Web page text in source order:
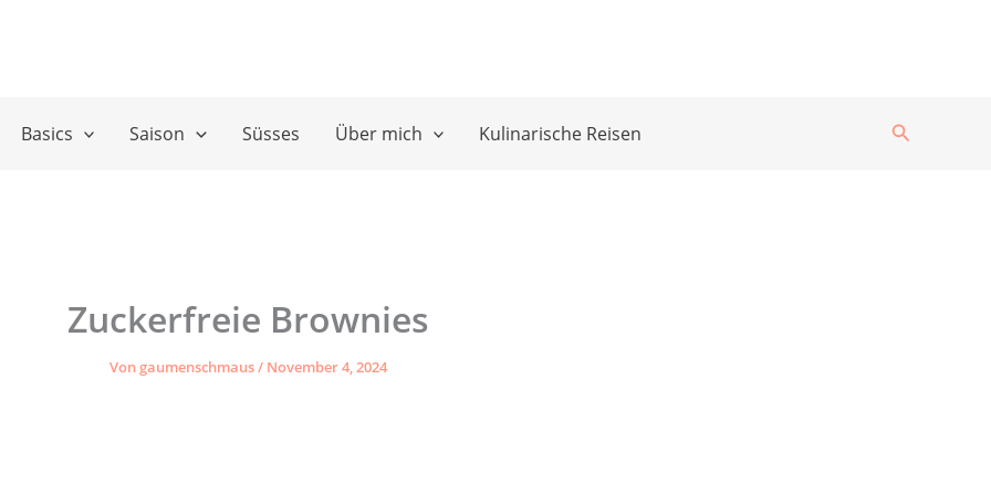
Basics Saison Süsses Über mich Kulinarische Reisen Suchen
Zuckerfreie Brownies
Vongaumenschmaus/ November 4, 2024